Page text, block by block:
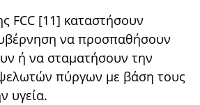
FCC [11] καταστήσουν
να προσπαθήσουν
ή να σταματήσουν την
πύργων με βάση τους
υγεία.